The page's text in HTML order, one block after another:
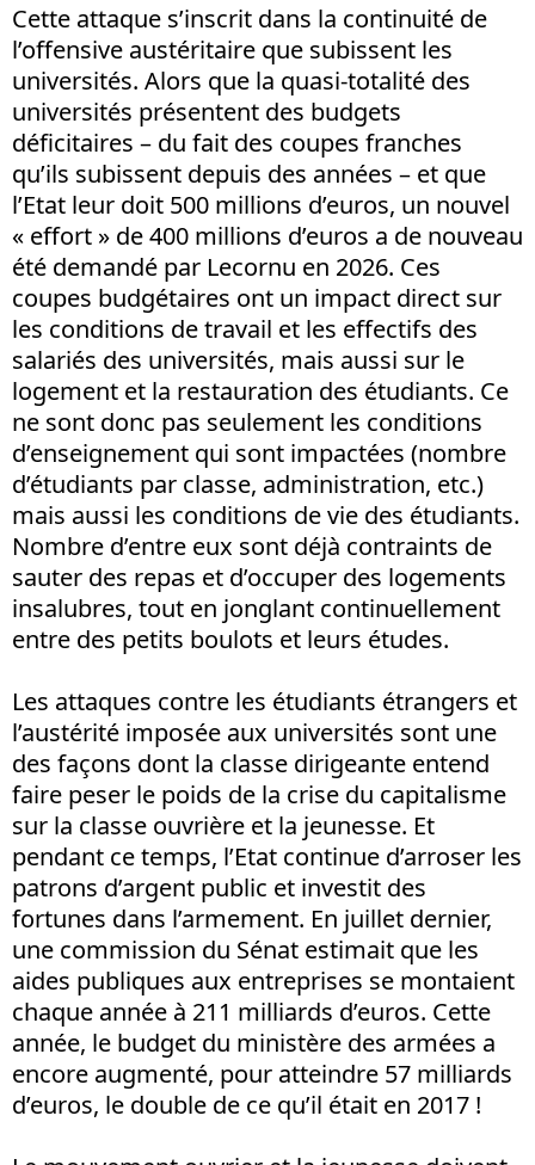
Cette attaque s’inscrit dans la continuité de
l’offensive austéritaire que subissent les
universités. Alors que la quasi-totalité des
universités présentent des budgets
déficitaires – du fait des coupes franches
qu’ils subissent depuis des années – et que
l’Etat leur doit 500 millions d’euros, un nouvel
« effort » de 400 millions d’euros a de nouveau
été demandé par Lecornu en 2026. Ces
coupes budgétaires ont un impact direct sur
les conditions de travail et les effectifs des
salariés des universités, mais aussi sur le
logement et la restauration des étudiants. Ce
ne sont donc pas seulement les conditions
d’enseignement qui sont impactées (nombre
d’étudiants par classe, administration, etc.)
mais aussi les conditions de vie des étudiants.
Nombre d’entre eux sont déjà contraints de
sauter des repas et d’occuper des logements
insalubres, tout en jonglant continuellement
entre des petits boulots et leurs études.
Les attaques contre les étudiants étrangers et
l’austérité imposée aux universités sont une
des façons dont la classe dirigeante entend
faire peser le poids de la crise du capitalisme
sur la classe ouvrière et la jeunesse. Et
pendant ce temps, l’Etat continue d’arroser les
patrons d’argent public et investit des
fortunes dans l’armement. En juillet dernier,
une commission du Sénat estimait que les
aides publiques aux entreprises se montaient
chaque année à 211 milliards d’euros. Cette
année, le budget du ministère des armées a
encore augmenté, pour atteindre 57 milliards
d’euros, le double de ce qu’il était en 2017 !